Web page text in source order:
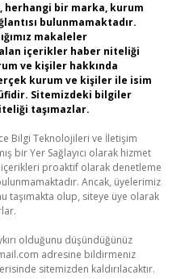
herhangi bir marka, kurum
bulunmamaktadır.
makaleler
içerikler haber niteliği
ve kişiler hakkında
kurum ve kişiler ile isim
Sitemizdeki bilgiler
taşımazlar.
Bilgi Teknolojileri ve İletişim
bir Yer Sağlayıcı olarak hizmet
proaktif olarak denetleme
Ancak, üyelerimiz
taşımakta olup, siteye üye olarak
olduğunu düşündüğünüz
adresine bildirmeniz
sitemizden kaldırılacaktır.